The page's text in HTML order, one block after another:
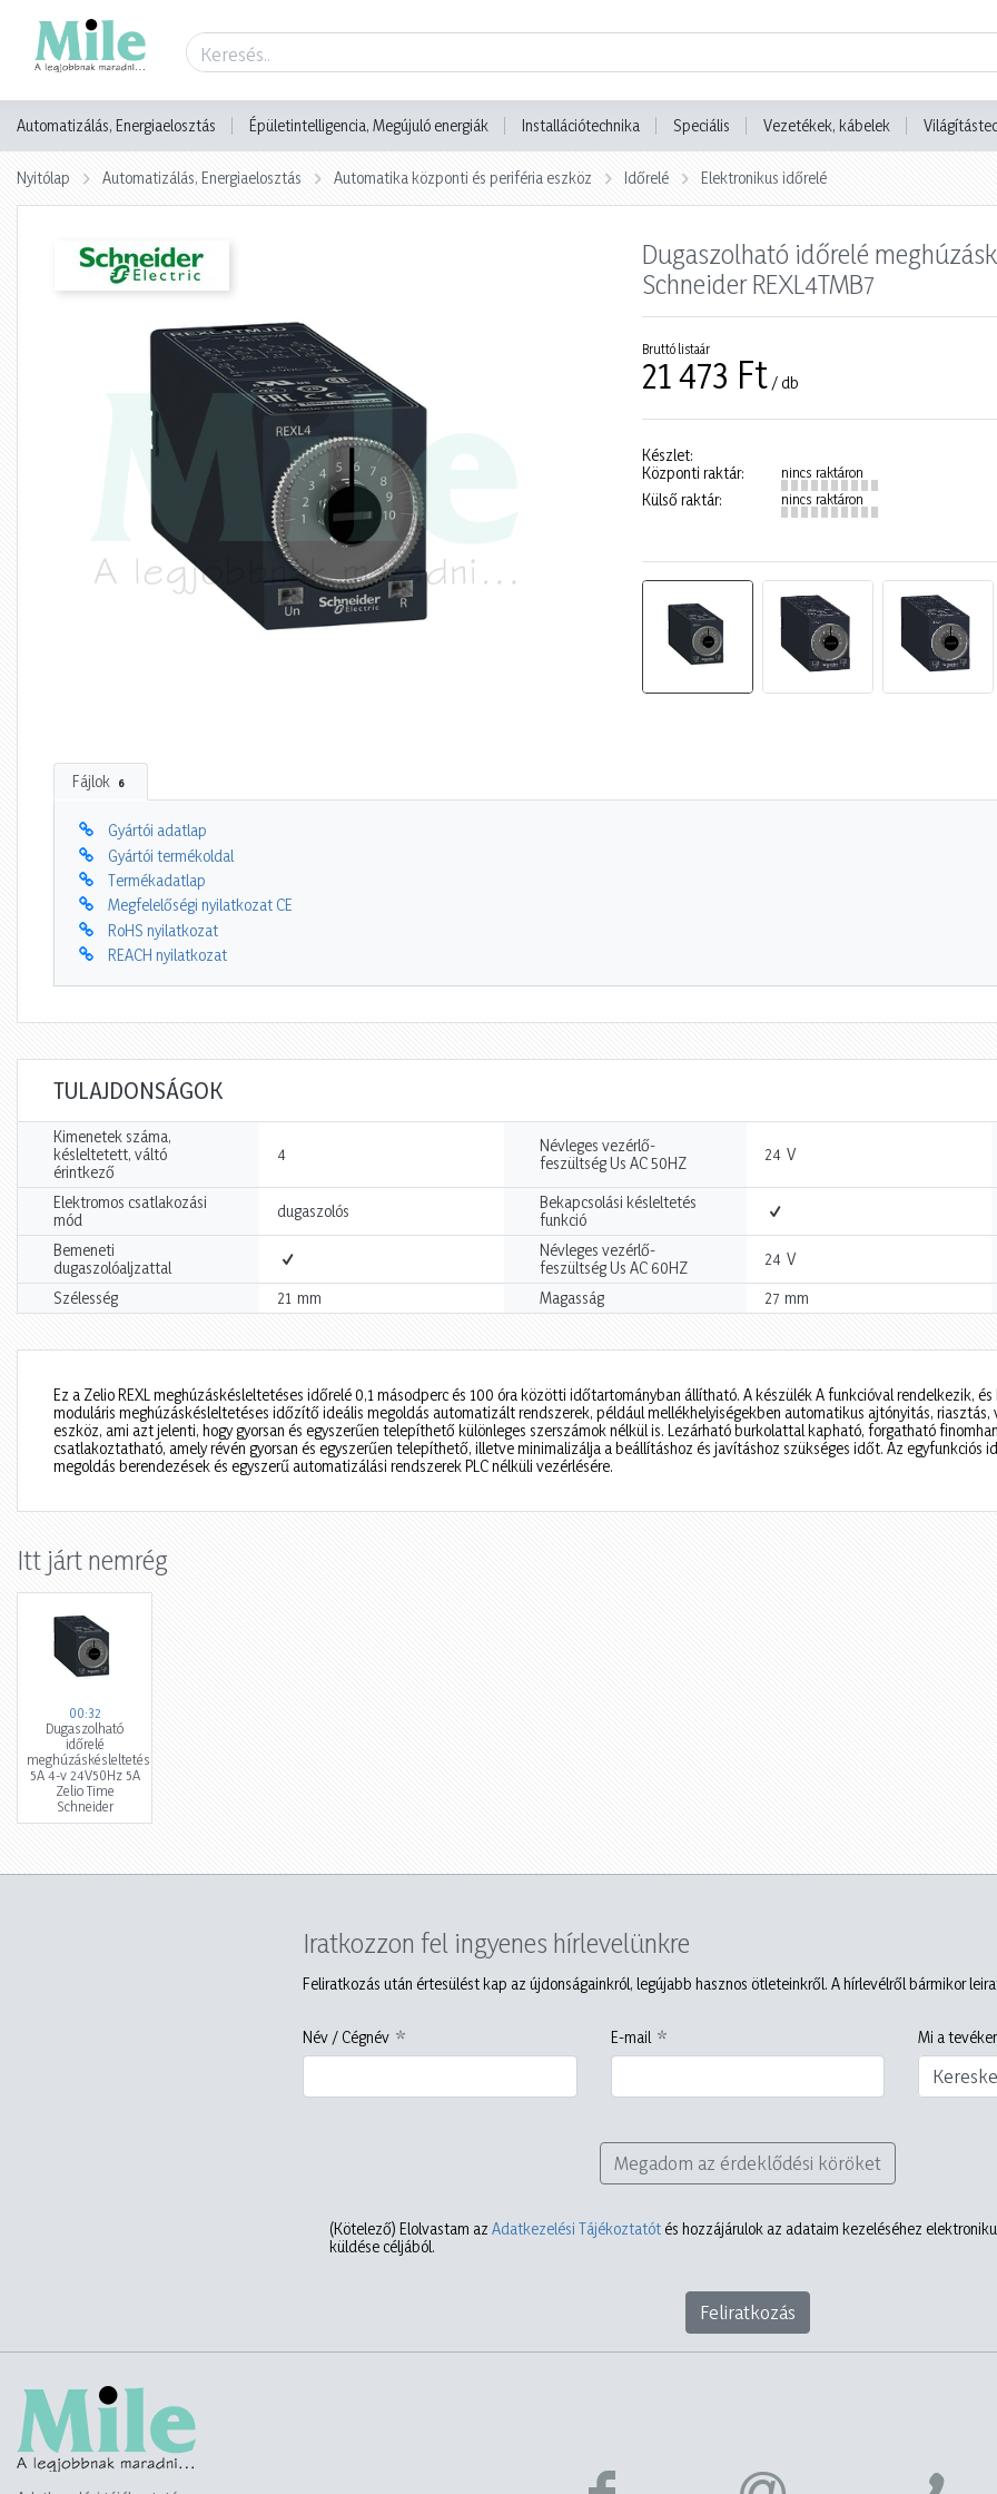
Automatizálás, Energiaelosztás Épületintelligencia, Megújuló energiák Installációtechnika Speciális Vezetékek, kábelek
Nyitólap Automatizálás, Energiaelosztás Automatika központi és periféria eszköz Időrelé Elektronikus időrelé
Dugaszolható időrelé
Schneider REXL4TMB7
Bruttó listaár
21 473 Ft / db
Készlet:
Központi raktár:
nincs raktáron
Külső raktár: nincs raktáron
Fájlok 6
Gyártói adatlap
Gyártói termékoldal
Termékadatlap
Megfelelőségi nyilatkozat CE
RoHS nyilatkozat
REACH nyilatkozat
TULAJDONSÁGOK
Kimenetek száma,
késleltetett, váltó
érintkező
4
Névleges vezérlő-
feszültség Us AC 50HZ
24 V
Elektromos csatlakozási
mód
dugaszolós
Bekapcsolási késleltetés
funkció
Bemeneti
dugaszolóaljzattal
Névleges vezérlő-
feszültség Us AC 60HZ
24 V
Szélesség 21 mm Magasság 27 mm
Ez a Zelio REXL meghúzáskésleltetéses időrelé 0,1 másodperc és 100 óra közötti időtartományban állítható. A készülék A funkcióval rendelkezik,
moduláris meghúzáskésleltetéses időzítő ideális megoldás automatizált rendszerek, például mellékhelyiségekben automatikus ajtónyitás,
eszköz, ami azt jelenti, hogy gyorsan és egyszerűen telepíthető különleges szerszámok nélkül is. Lezárható burkolattal kapható, forgatható
csatlakoztatható, amely révén gyorsan és egyszerűen telepíthető, illetve minimalizálja a beállításhoz és javításhoz szükséges időt. Az
megoldás berendezések és egyszerű automatizálási rendszerek PLC nélküli vezérlésére.
Itt járt nemrég
00:32
Dugaszolható
időrelé
meghúzáskésleltetés
5A 4-v 24V50Hz 5A
Zelio Time
Schneider
Iratkozzon fel ingyenes hírlevelünkre
Feliratkozás után értesülést kap az újdonságainkról, legújabb hasznos ötleteinkről. A hírlevélről bármikor
Név / Cégnév E-mail Mi a
Megadom az érdeklődési köröket
(Kötelező) Elolvastam az Adatkezelési Tájékoztatót és hozzájárulok az adataim kezeléséhez
küldése céljából.
Feliratkozás
Termék adatlap